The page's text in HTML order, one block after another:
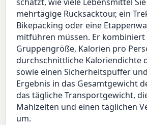
mehrtägige Rucksacktour, ein
Bikepacking oder eine
mitführen müssen. Er kombiniert
Gruppengröße, Kalorien pro
durchschnittliche Kaloriendichte
sowie einen Sicherheitspuffer
Ergebnis in das Gesamtgewicht
das tägliche Transportgewicht,
Mahlzeiten und einen täglichen
um.